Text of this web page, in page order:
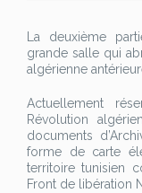
La deuxième
grande salle qui
algérienne
Actuellement
Révolution
documents
forme de carte
territoire tunisien
Front de libération